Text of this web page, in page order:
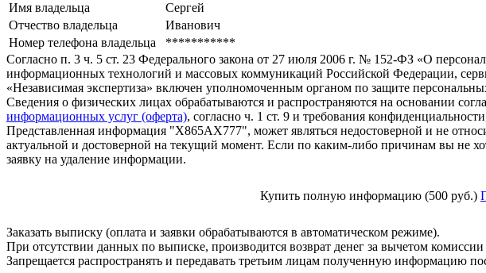
Имя владельца
Сергей
Отчество владельца
Иванович
Номер телефона владельца
***********
Согласно п. 3 ч. 5 ст. 23 Федерального закона от 27 июля 2006 г. № 152-ФЗ «О
информационных технологий и массовых коммуникаций Российской Федерации,
«Независимая экспертиза» включен уполномоченным органом по защите
Сведения о физических лицах обрабатываются и распространяются на основании
информационных услуг (оферта), согласно ч. 1 ст. 9 и требования
Представленная информация "Х865АХ777", может являться недостоверной и не
актуальной и достоверной на текущий момент. Если по каким-либо причинам вы не
заявку на удаление информации.
Купить полную информацию (500 руб.)
Заказать выписку (оплата и заявки обрабатываются в автоматическом режиме).
При отсутствии данных по выписке, производится возврат денег за вычетом
Запрещается распространять и передавать третьим лицам полученную информацию